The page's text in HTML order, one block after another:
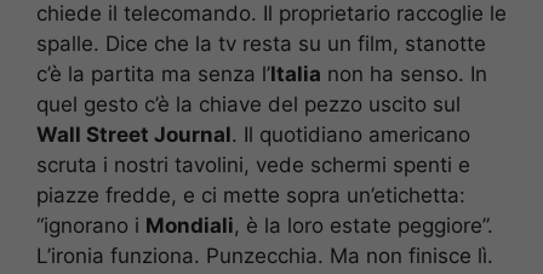
chiede il telecomando. Il proprietario raccoglie le
spalle. Dice che la tv resta su un film, stanotte
c’è la partita ma senza l’Italia non ha senso. In
quel gesto c’è la chiave del pezzo uscito sul
Wall Street Journal. Il quotidiano americano
scruta i nostri tavolini, vede schermi spenti e
piazze fredde, e ci mette sopra un’etichetta:
“ignorano i Mondiali, è la loro estate peggiore”.
L’ironia funziona. Punzecchia. Ma non finisce lì.